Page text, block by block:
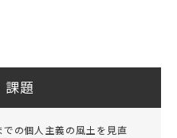
課題
の個人主義の風土を見直